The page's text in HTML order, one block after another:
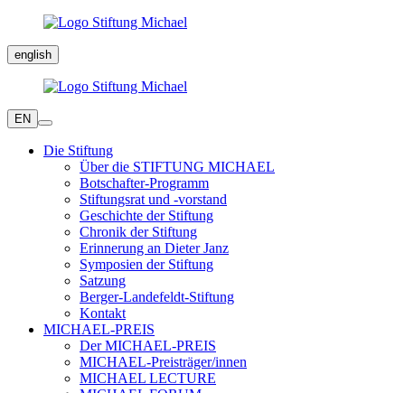
english
EN
Die Stiftung
Über die STIFTUNG MICHAEL
Botschafter-Programm
Stiftungsrat und -vorstand
Geschichte der Stiftung
Chronik der Stiftung
Erinnerung an Dieter Janz
Symposien der Stiftung
Satzung
Berger-Landefeldt-Stiftung
Kontakt
MICHAEL-PREIS
Der MICHAEL-PREIS
MICHAEL-Preisträger/innen
MICHAEL LECTURE